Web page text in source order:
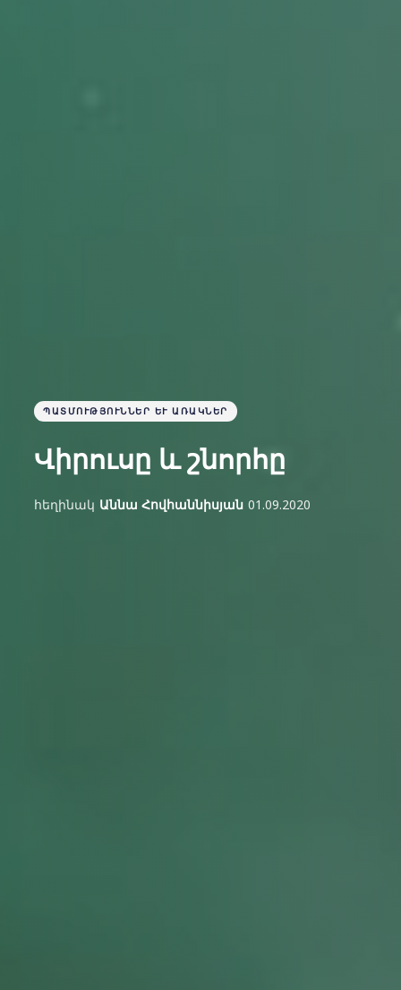
ՊԱՏՄՈՒԹՅՈՒՆՆԵՐ ԵՒ ԱՌԱԿՆԵՐ
Վիրուսը և շնորհը
հեղինակ Աննա Հովհաննիսյան 01.09.2020